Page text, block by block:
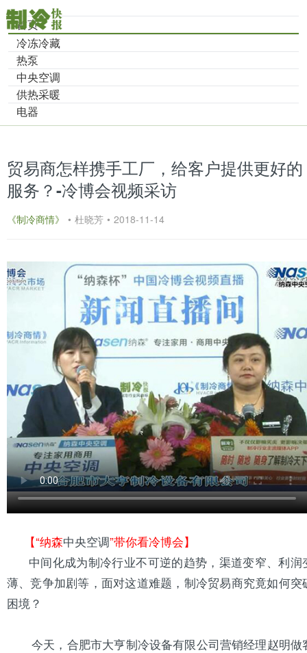
首页
冷冻冷藏
热泵
中央空调
供热采暖
电器
贸易商怎样携手工厂，给客户提供更好的
服务？-冷博会视频采访
《制冷商情》 • 杜晓芳 • 2018-11-14
【“纳森中央空调”带你看冷博会】
中间化成为制冷行业不可逆的趋势，渠道变窄、利润
薄、竞争加剧等，面对这道难题，制冷贸易商究竟如何突
困境？
今天， 合肥市大亨制冷设备有限公司营销经理赵明做